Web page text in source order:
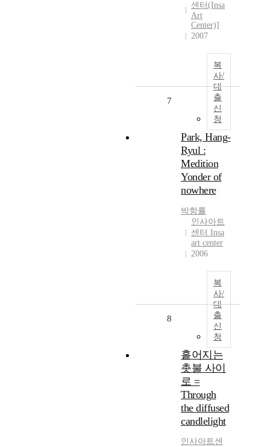
센터(Insa
Art
Center)]
2007
복
사/
대
출
신
청
7
Park, Hang-
Ryul :
Medition
Yonder of
nowhere
박항률
인사아트
센터 Insa
art center
2006
복
사/
대
출
신
청
8
흩어지는
촛불 사이
로 =
Through
the diffused
candlelight
인사아트센